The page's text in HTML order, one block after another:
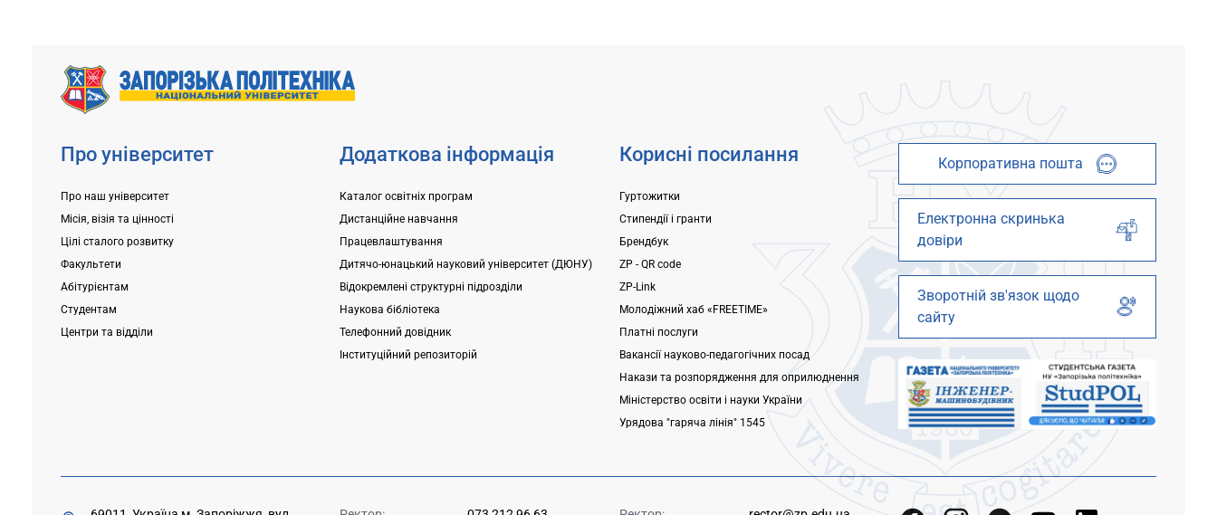
комісії докладає максимум зусиль,
щоб...
складання вступних іспитів в
університеті, заплановано проведення...
Про університет
Про наш університет
Місія, візія та цінності
Цілі сталого розвитку
Факультети
Абітурієнтам
Студентам
Центри та відділи
Додаткова інформація
Каталог освітніх програм
Дистанційне навчання
Працевлаштування
Дитячо-юнацький науковий університет (ДЮНУ)
Відокремлені структурні підрозділи
Наукова бібліотека
Телефонний довідник
Інституційний репозиторій
Корисні посилання
Гуртожитки
Стипендії і гранти
Брендбук
ZP - QR code
ZP-Link
Молодіжний хаб «FREETIME»
Платні послуги
Вакансії науково-педагогічних посад
Накази та розпорядження для оприлюднення
Міністерство освіти і науки України
Урядова "гаряча лінія" 1545
Корпоративна пошта
Електронна скринька
довіри
Зворотній зв'язок щодо
сайту